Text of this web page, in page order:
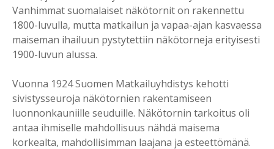
Vanhimmat suomalaiset näkötornit on rakennettu
1800-luvulla, mutta matkailun ja vapaa-ajan kasvaessa
maiseman ihailuun pystytettiin näkötorneja erityisesti
1900-luvun alussa.
Vuonna 1924 Suomen Matkailuyhdistys kehotti
sivistysseuroja näkötornien rakentamiseen
luonnonkauniille seuduille. Näkötornin tarkoitus oli
antaa ihmiselle mahdollisuus nähdä maisema
korkealta, mahdollisimman laajana ja esteettömänä.